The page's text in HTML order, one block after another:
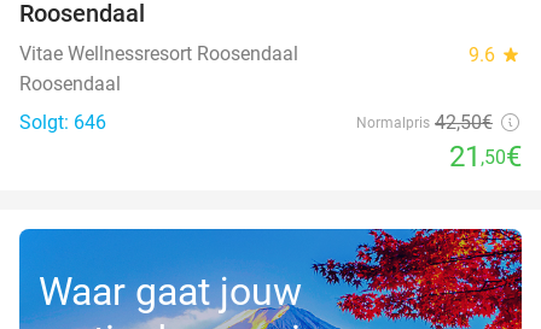
Roosendaal
Vitae Wellnessresort Roosendaal 9.6 star
Roosendaal
Solgt: 646
Normalpris 42,50€
21 ,50€
Waar gaat jouw